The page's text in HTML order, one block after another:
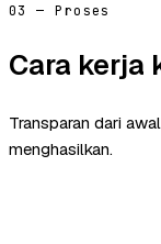
03 — Proses
Cara kerja
Transparan dari
menghasilkan.